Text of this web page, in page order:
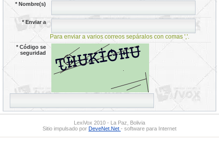
*Nombre(s)
*Enviar a
Para enviar a varios correos sepáralos con comas ','.
*Código se
seguridad
LexiVox 2010 - La Paz, Bolivia
Sitio impulsado por DeveNet.Net - software para Internet